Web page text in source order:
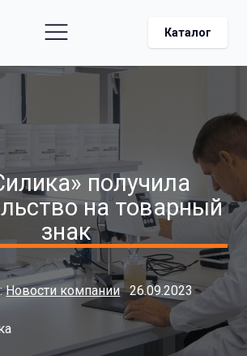
Каталог
получила
на товарный
знак
Новости компании 26.09.2023